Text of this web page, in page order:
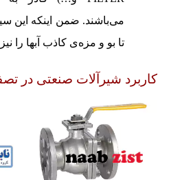
می‌باشند. ضمن اینکه این
تا بو و مزه‌ی کاذب آبها را نیز
کاربرد شیرآلات صنعتی در